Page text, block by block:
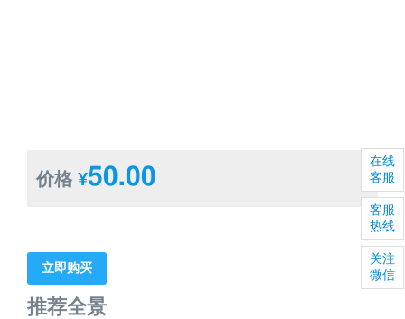
价格 ¥50.00
立即购买
推荐全景
在线
客服
客服
热线
关注
微信